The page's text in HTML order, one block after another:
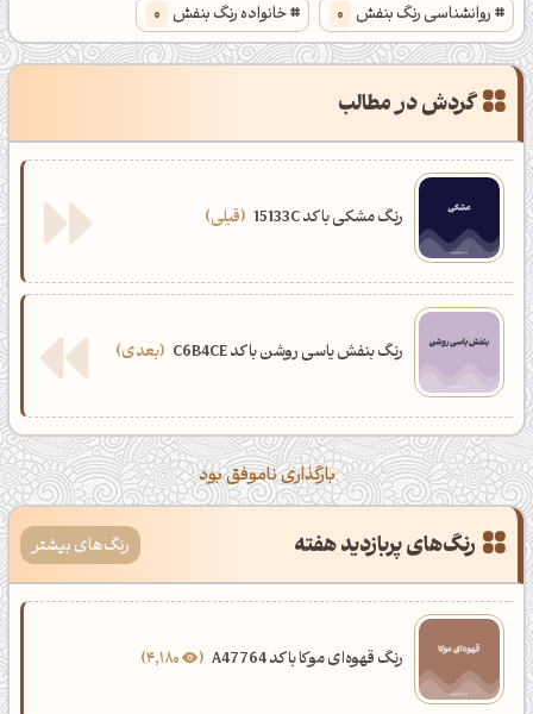
روانشناسی رنگ بنفش 0 خانواده رنگ بنفش 0
گردش در مطالب
رنگ مشکی با کد 15133C قبلی
رنگ بنفش یاسی روشن با کد C6B4CE بعدی
بارگذاری ناموفق بود
رنگ‌های پربازدید هفته رنگ‌های بیشتر
رنگ قهوه‌ای موکا با کد A47764